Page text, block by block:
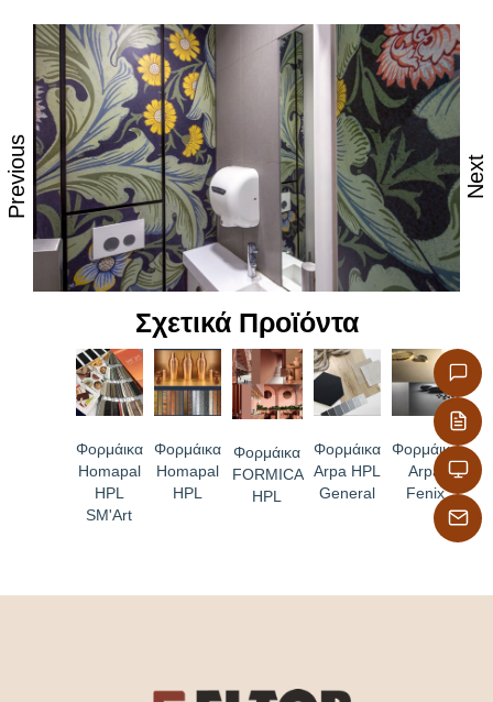
Previous Next
Σχετικά Προϊόντα
Φορμάικα
Homapal
HPL
SM'Art
Φορμάικα
Homapal
HPL
Φορμάικα
FORMICA
HPL
Φορμάικα
Arpa HPL
General
Φορμάικα
Arpa
Fenix